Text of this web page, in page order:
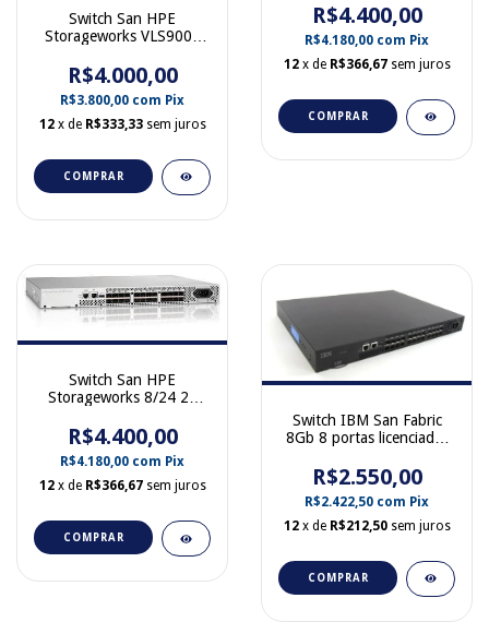
Switch San HPE
Storageworks VLS9000
637198-001 BW409A
R$4.000,00
R$3.800,00 com Pix
12 x de R$333,33 sem juros
COMPRAR
R$4.400,00
R$4.180,00 com Pix
12 x de R$366,67 sem juros
COMPRAR
Switch San HPE
Storageworks 8/24 24
R$4.400,00
R$4.180,00 com Pix
12 x de R$366,67 sem juros
COMPRAR
Switch IBM San Fabric
8Gb 8 portas licenciadas
R$2.550,00
R$2.422,50 com Pix
12 x de R$212,50 sem juros
COMPRAR